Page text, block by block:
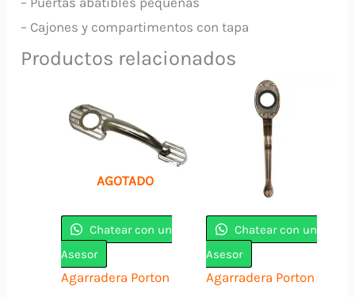
– Cajones y compartimentos con tapa
Productos relacionados
AGOTADO
Chatear con un
Asesor
Agarradera Porton
Chatear con un
Asesor
Agarradera Porton